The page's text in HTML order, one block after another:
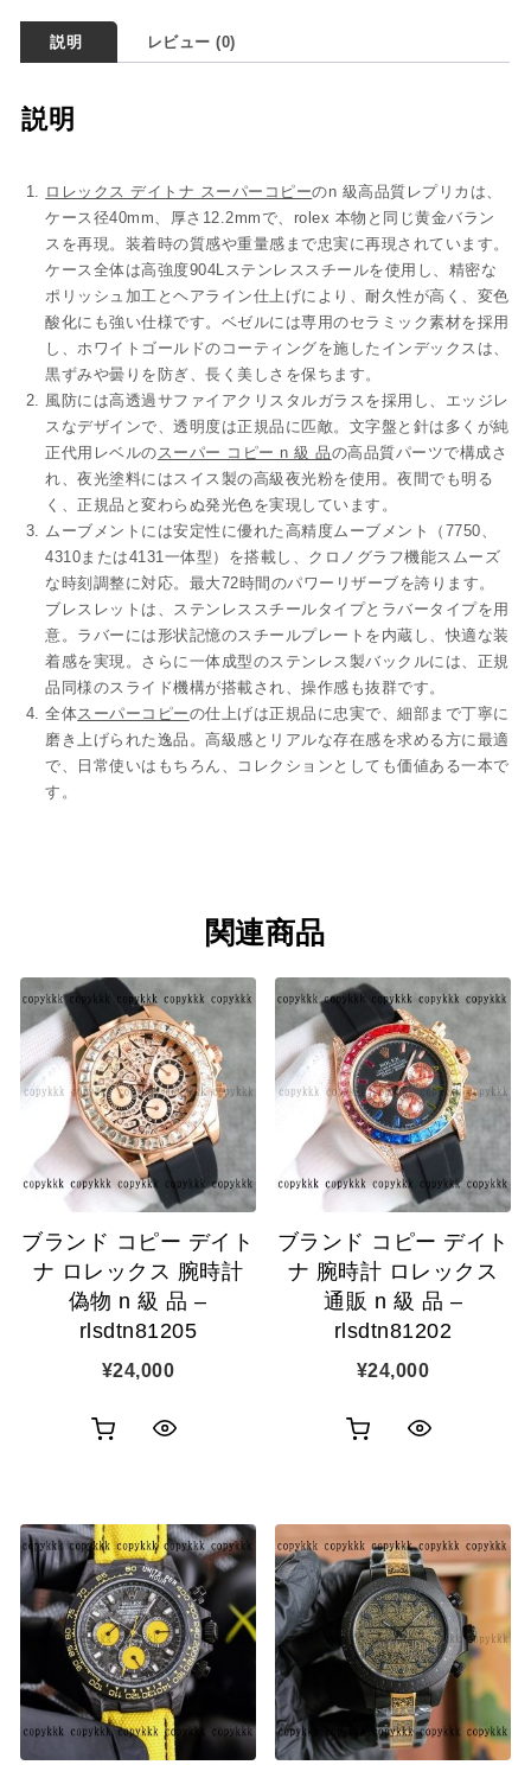
説明 レビュー (0)
説明
ロレックス デイトナ スーパーコピーのn 級高品質レプリカは、
ケース径40mm、厚さ12.2mmで、 rolex 本物 と同じ黄金バラン
スを再現。装着時の質感や重量感まで忠実に再現されています。
ケース全体は高強度904Lステンレススチールを使用し、精密な
ポリッシュ加工とヘアライン仕上げにより、耐久性が高く、変色
酸化にも強い仕様です。ベゼルには専用のセラミック素材を採用
し、ホワイトゴールドのコーティングを施したインデックスは、
黒ずみや曇りを防ぎ、長く美しさを保ちます。
風防には高透過サファイアクリスタルガラスを採用し、エッジレ
スなデザインで、透明度は正規品に匹敵。文字盤と針は多くが純
正代用レベルのスーパー コピー n 級 品の高品質パーツで構成さ
れ、夜光塗料にはスイス製の高級夜光粉を使用。夜間でも明る
く、正規品と変わらぬ発光色を実現しています。
ムーブメントには安定性に優れた高精度ムーブメント（7750、
4310または4131一体型）を搭載し、クロノグラフ機能スムーズ
な時刻調整に対応。最大72時間のパワーリザーブを誇ります。
ブレスレットは、ステンレススチールタイプとラバータイプを用
意。ラバーには形状記憶のスチールプレートを内蔵し、快適な装
着感を実現。さらに一体成型のステンレス製バックルには、正規
品同様のスライド機構が搭載され、操作感も抜群です。
全体スーパーコピーの仕上げは正規品に忠実で、細部まで丁寧に
磨き上げられた逸品。高級感とリアルな存在感を求める方に最適
で、日常使いはもちろん、コレクションとしても価値ある一本で
す。
関連商品
ブランド コピー デイト
ナ ロレックス 腕時計
偽物 n 級 品 –
rlsdtn81205
¥24,000
ブランド コピー デイト
ナ 腕時計 ロレックス
通販 n 級 品 –
rlsdtn81202
¥24,000